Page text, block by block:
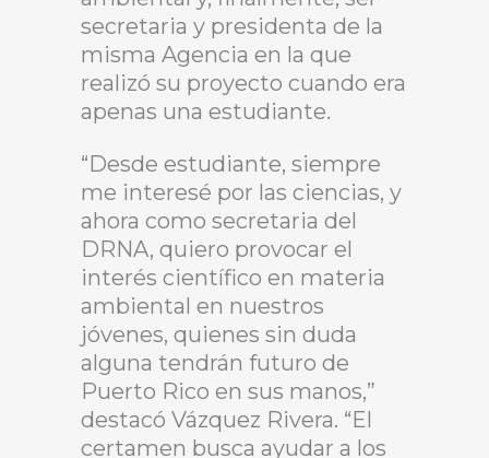
secretaria y presidenta de la
misma Agencia en la que
realizó su proyecto cuando era
apenas una estudiante.
“Desde estudiante, siempre
me interesé por las ciencias, y
ahora como secretaria del
DRNA, quiero provocar el
interés científico en materia
ambiental en nuestros
jóvenes, quienes sin duda
alguna tendrán futuro de
Puerto Rico en sus manos,”
destacó Vázquez Rivera. “El
certamen busca ayudar a los